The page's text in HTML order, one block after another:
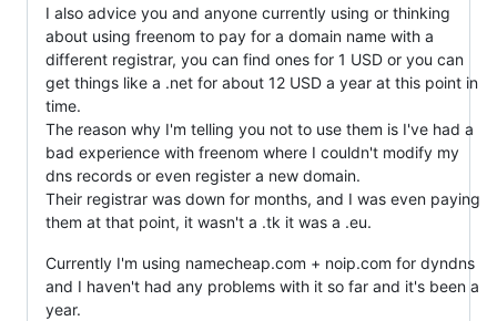
I also advice you and anyone currently using or thinking
about using freenom to pay for a domain name with a
different registrar, you can find ones for 1 USD or you can
get things like a .net for about 12 USD a year at this point in
time.
The reason why I'm telling you not to use them is I've had a
bad experience with freenom where I couldn't modify my
dns records or even register a new domain.
Their registrar was down for months, and I was even paying
them at that point, it wasn't a .tk it was a .eu.
Currently I'm using namecheap.com + noip.com for dyndns
and I haven't had any problems with it so far and it's been a
year.